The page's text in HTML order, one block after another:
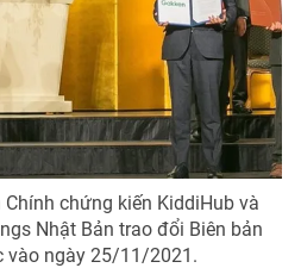
Podcast
Infographic
chứng kiến KiddiHub và
Nhật Bản trao đổi Biên bản
vào ngày 25/11/2021.